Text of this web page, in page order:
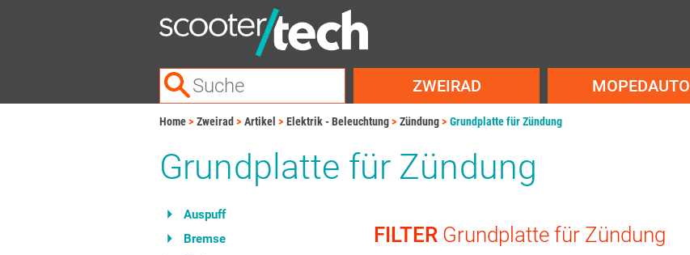
ZWEIRAD MOPEDAUTO
Home Zweirad Artikel Elektrik - Beleuchtung Zündung Grundplatte für Zündung
Grundplatte für Zündung
Auspuff
Bremse
FILTER Grundplatte für Zündung